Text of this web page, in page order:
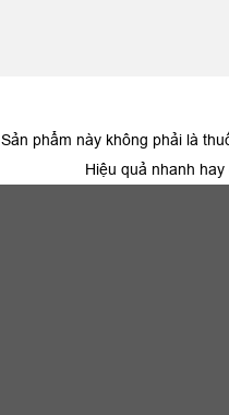
Sản phẩm này không phải là
Hiệu quả nhanh